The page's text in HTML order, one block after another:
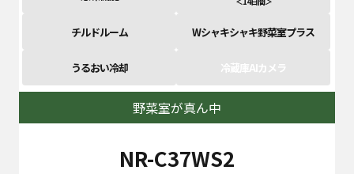
チルドルーム Wシャキシャキ野菜室プラス
うるおい冷却 冷蔵庫AIカメラ
野菜室が真ん中
NR-C37WS2